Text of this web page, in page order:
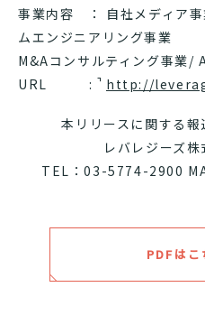
事業内容 ： 自社メディア事
ムエンジニアリング事業
M&Aコンサルティング事業/
URL :
http://
本リリースに関する
レバレジーズ
TEL：03-5774-2900
PDFはこ